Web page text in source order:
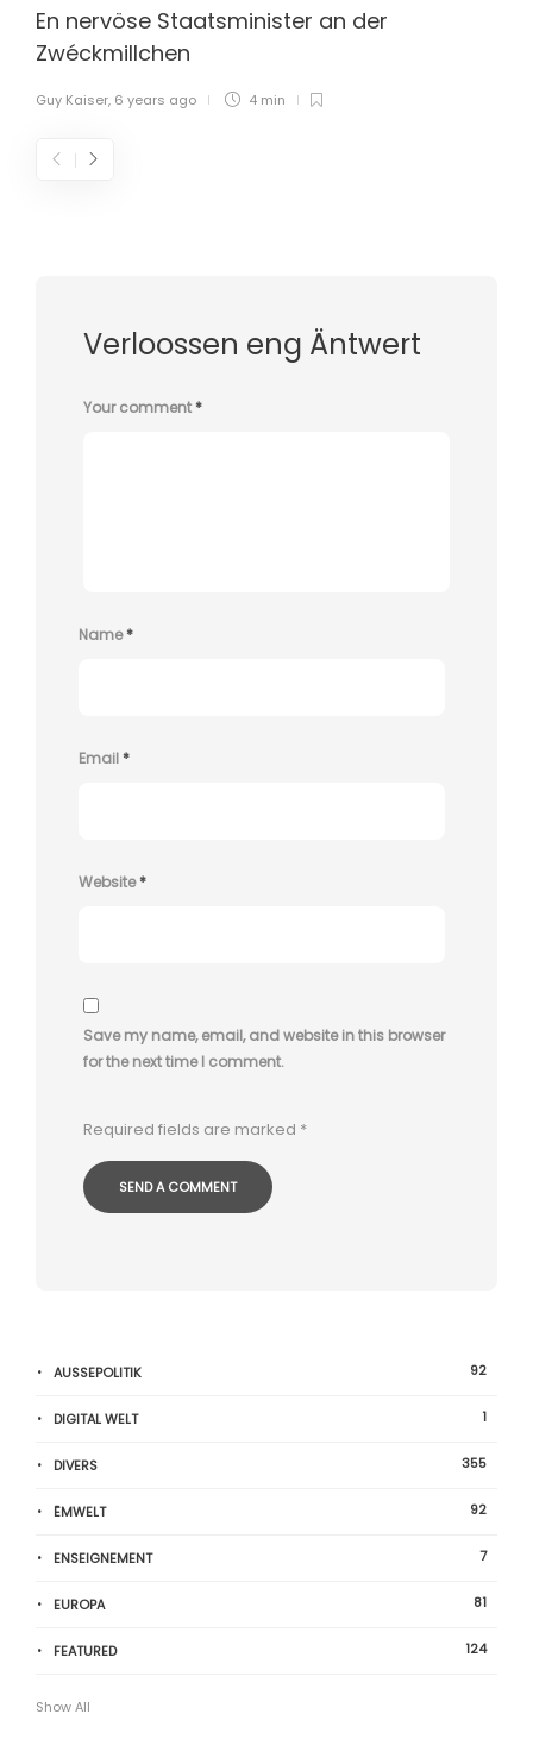
En nervöse Staatsminister an der
Zwéckmillchen
Guy Kaiser, 6 years ago 4 min
Verloossen eng Äntwert
Your comment*
Name*
Email*
Website*
Save my name, email, and website in this browser
for the next time I comment.
Required fields are marked *
AUSSEPOLITIK 92
DIGITAL WELT 1
DIVERS 355
ËMWELT 92
ENSEIGNEMENT 7
EUROPA 81
FEATURED 124
Show All